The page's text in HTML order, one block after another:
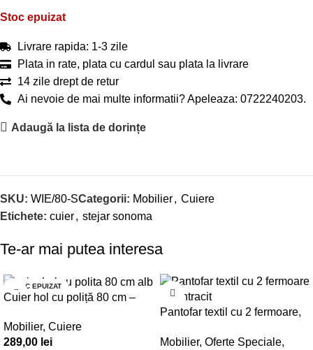
Stoc epuizat
Livrare rapida: 1-3 zile
Plata in rate, plata cu cardul sau plata la livrare
14 zile drept de retur
Ai nevoie de mai multe informatii? Apeleaza: 0722240203.
Adaugă la lista de dorințe
SKU: WIE/80-SCategorii: Mobilier, Cuiere
Etichete: cuier, stejar sonoma
Te-ar mai putea interesa
STOC EPUIZAT
Cuier hol cu poliță 80 cm –
Mobilier, Cuiere
289,00 lei
-20%
Pantofar textil cu 2 fermoare,
Mobilier, Oferte Speciale,